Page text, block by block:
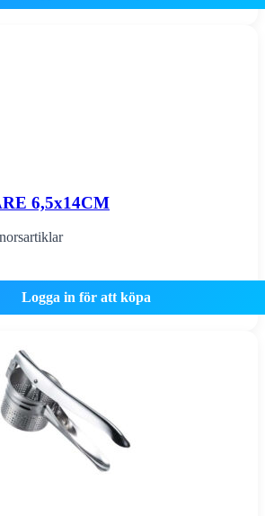
6,5x14CM
Logga in för att köpa